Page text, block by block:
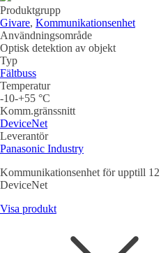
Produktgrupp
Givare, Kommunikationsenhet
Användningsområde
Optisk detektion av objekt
Typ
Fältbuss
Temperatur
-10-+55 °C
Komm.gränssnitt
DeviceNet
Leverantör
Panasonic Industry
Kommunikationsenhet för upptill
DeviceNet
Visa produkt